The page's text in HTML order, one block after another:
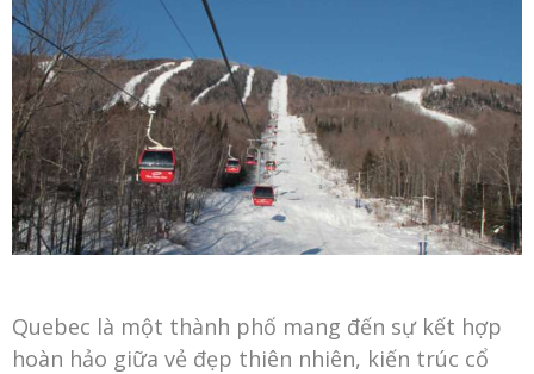
Quebec là một thành phố mang đến sự kết hợp
hoàn hảo giữa vẻ đẹp thiên nhiên, kiến trúc cổ